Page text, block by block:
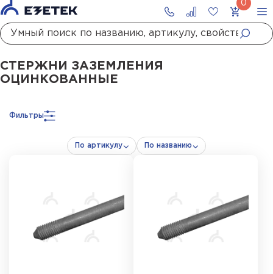
ГлавнаяКаталог ЗаземлениеСтержни заземления
СТЕРЖНИ ЗАЗЕМЛЕНИЯ
ОЦИНКОВАННЫЕ
Фильтры
По артикулу По названию